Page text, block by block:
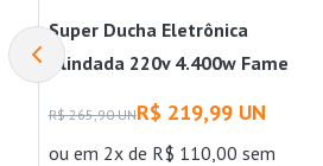
Super Ducha Eletrônica
Blindada 220v 4.400w Fame
R$ 265,90 UNR$ 219,99 UN
ou em 2x de R$ 110,00 sem